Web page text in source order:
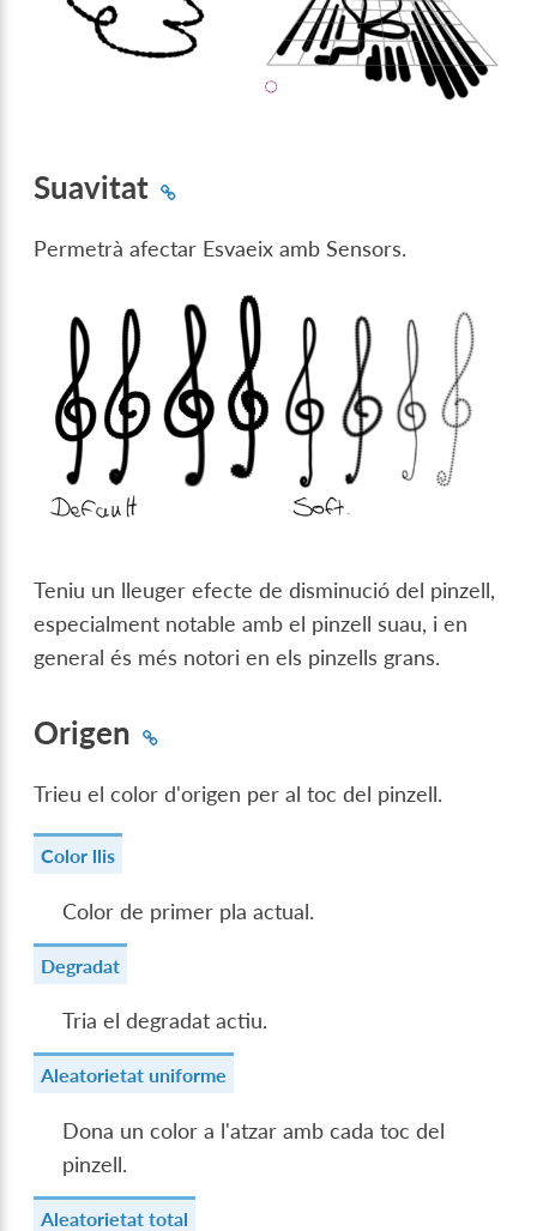
Suavitat
Permetrà afectar Esvaeix amb Sensors.
Teniu un lleuger efecte de disminució del pinzell,
especialment notable amb el pinzell suau, i en
general és més notori en els pinzells grans.
Origen
Trieu el color d'origen per al toc del pinzell.
Color llis
Color de primer pla actual.
Degradat
Tria el degradat actiu.
Aleatorietat uniforme
Dona un color a l'atzar amb cada toc del
pinzell.
Aleatorietat total